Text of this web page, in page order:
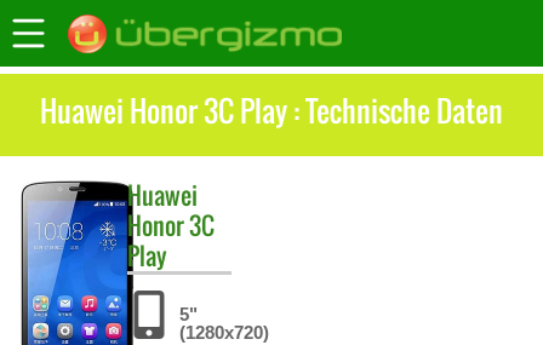
Huawei Honor 3C Play : Technische Daten
Huawei
Honor 3C
Play
5"
(1280x720)